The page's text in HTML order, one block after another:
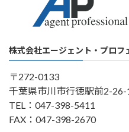
株式会社エージェント・プロフ
〒272-0133
千葉県市川市行徳駅前2-
TEL：047-398-5411
FAX：047-398-2670